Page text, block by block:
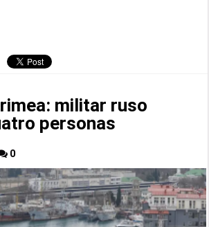
militar ruso
personas
0